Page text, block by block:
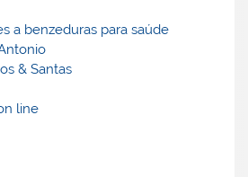
a benzeduras para saúde
& Santas
line